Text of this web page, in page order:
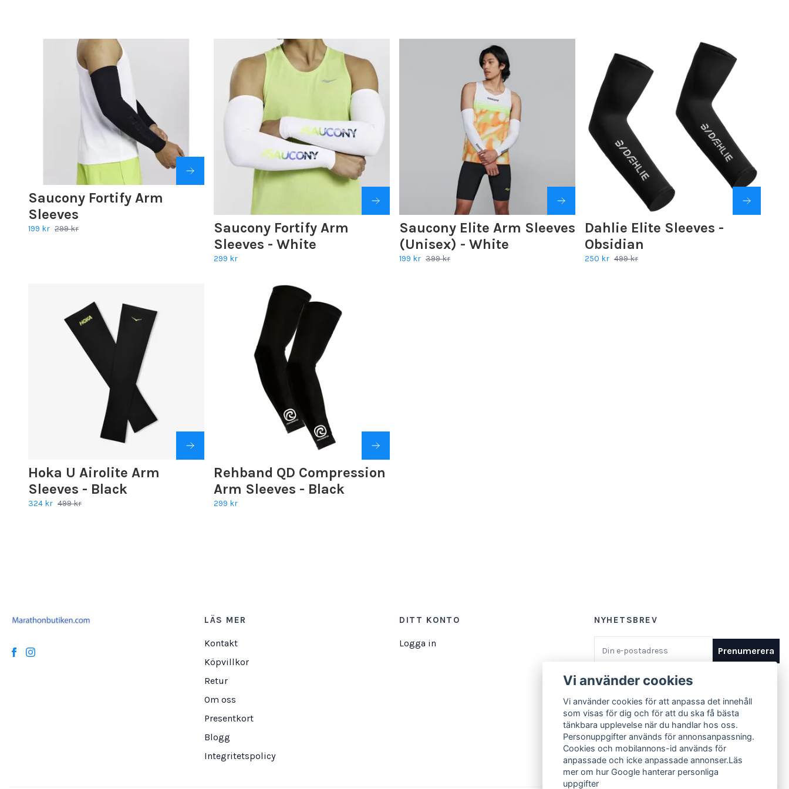
Saucony Fortify Arm
Sleeves
199 kr 299 kr
Saucony Fortify Arm
Sleeves - White
299 kr
Saucony Elite Arm Sleeves
(Unisex) - White
199 kr 399 kr
Dahlie Elite Sleeves -
Obsidian
250 kr 499 kr
Hoka U Airolite Arm
Sleeves - Black
324 kr 499 kr
Rehband QD Compression
Arm Sleeves - Black
299 kr
LÄS MER
Kontakt
Köpvillkor
Retur
Om oss
Presentkort
Blogg
Integritetspolicy
DITT KONTO
Logga in
NYHETSBREV
Prenumerera
Vi använder cookies
Vi använder cookies för att anpassa det innehåll
som visas för dig och för att du ska få bästa
tänkbara upplevelse när du handlar hos oss.
Personuppgifter används för annonsanpassning.
Cookies och mobilannons-id används för
anpassade och icke anpassade annonser.Läs
mer om hur Google hanterar personliga
uppgifter